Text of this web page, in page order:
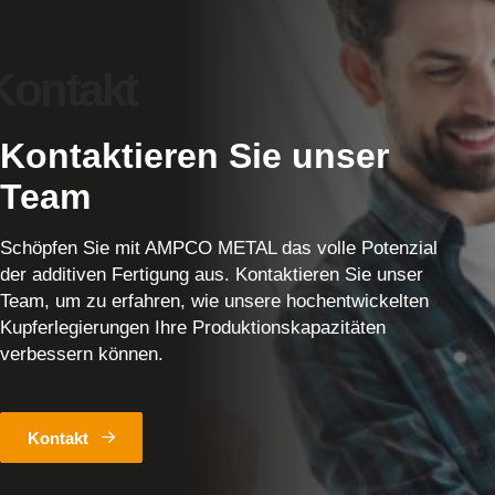
Kontaktieren Sie unser
Team
Schöpfen Sie mit AMPCO METAL das volle Potenzial
der additiven Fertigung aus. Kontaktieren Sie unser
Team, um zu erfahren, wie unsere hochentwickelten
Kupferlegierungen Ihre Produktionskapazitäten
verbessern können.
Kontakt